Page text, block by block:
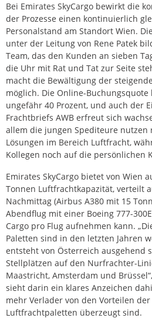
Bei Emirates SkyCargo bewirkt die
der Prozesse einen kontinuierlich
Personalstand am Standort Wien.
unter der Leitung von Rene Patek
Team, das den Kunden an sieben
die Uhr mit Rat und Tat zur Seite
macht die Bewältigung der
möglich. Die Online-
ungefähr 40 Prozent, und auch der
Frachtbriefs AWB erfreut sich
allem die jungen Spediteure nutzen
Lösungen im Bereich Luftfracht,
Kollegen noch auf die persönlichen
Emirates SkyCargo bietet von Wien
Tonnen Luftfrachtkapazität, verteilt
Nachmittag (Airbus A380 mit 15
Abendflug mit einer Boeing 777-
Cargo pro Flug aufnehmen kann.
Paletten sind in den letzten Jahren
entsteht von Österreich ausgehend
Stellplätzen auf den Nurfrachter-
Maastricht, Amsterdam und
sieht darin ein klares Anzeichen
mehr Verlader von den Vorteilen
Luftfrachtpaletten überzeugt sind.